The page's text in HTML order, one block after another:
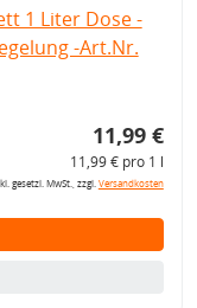
1 Liter Dose -
-Art.Nr.
11,99 €
11,99 € pro 1 l
gesetzl. MwSt., zzgl.Versandkosten